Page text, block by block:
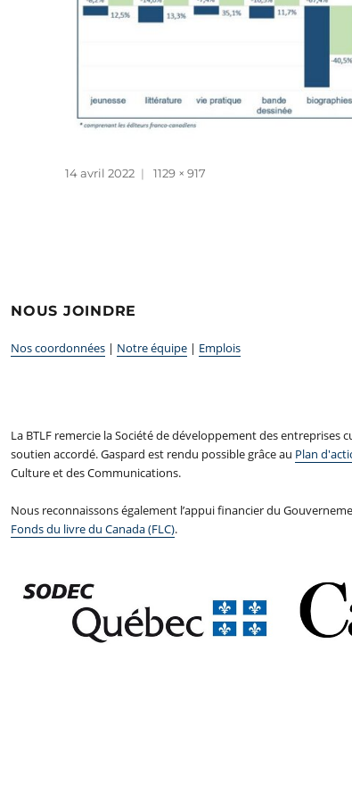
Publié
14 avril 2022
Taille
1129 × 917
NOUS JOINDRE
Nos coordonnées | Notre équipe | Emplois
La BTLF remercie la Société de développement des entreprises
soutien accordé. Gaspard est rendu possible grâce au Plan
Culture et des Communications.
Nous reconnaissons également l’appui financier du
Fonds du livre du Canada (FLC).